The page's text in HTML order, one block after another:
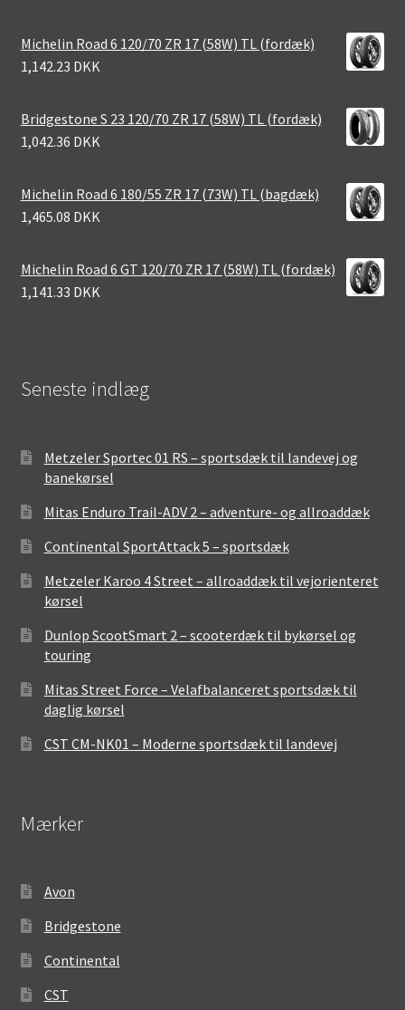
Michelin Road 6 120/70 ZR 17 (58W) TL (fordæk)
1,142.23 DKK
Bridgestone S 23 120/70 ZR 17 (58W) TL (fordæk)
1,042.36 DKK
Michelin Road 6 180/55 ZR 17 (73W) TL (bagdæk)
1,465.08 DKK
Michelin Road 6 GT 120/70 ZR 17 (58W) TL (fordæk)
1,141.33 DKK
Seneste indlæg
Metzeler Sportec 01 RS – sportsdæk til landevej og
banekørsel
Mitas Enduro Trail-ADV 2 – adventure- og allroaddæk
Continental SportAttack 5 – sportsdæk
Metzeler Karoo 4 Street – allroaddæk til vejorienteret
kørsel
Dunlop ScootSmart 2 – scooterdæk til bykørsel og
touring
Mitas Street Force – Velafbalanceret sportsdæk til
daglig kørsel
CST CM-NK01 – Moderne sportsdæk til landevej
Mærker
Avon
Bridgestone
Continental
CST